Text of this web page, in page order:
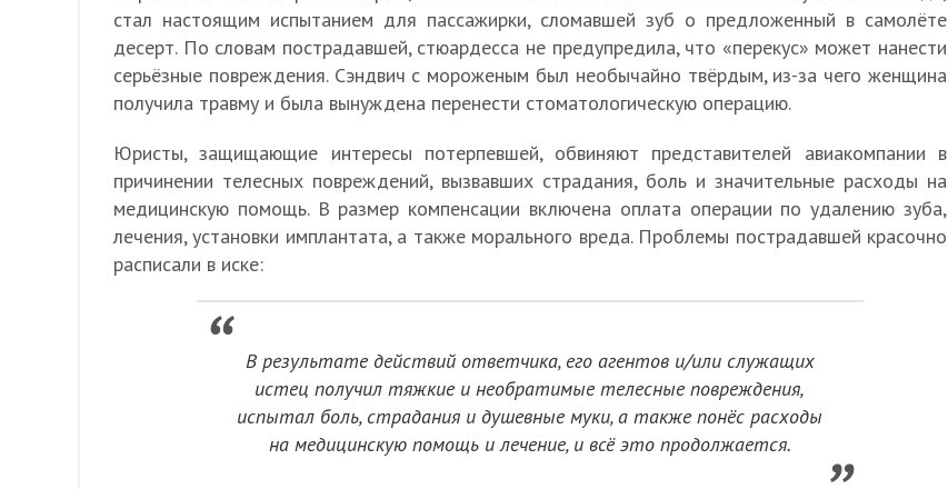
стал настоящим испытанием для пассажирки, сломавшей зуб о предложенный в самолёте
десерт. По словам пострадавшей, стюардесса не предупредила, что «перекус» может нанести
серьёзные повреждения. Сэндвич с мороженым был необычайно твёрдым, из-за чего женщина
получила травму и была вынуждена перенести стоматологическую операцию.
Юристы, защищающие интересы потерпевшей, обвиняют представителей авиакомпании в
причинении телесных повреждений, вызвавших страдания, боль и значительные расходы на
медицинскую помощь. В размер компенсации включена оплата операции по удалению зуба,
лечения, установки имплантата, а также морального вреда. Проблемы пострадавшей красочно
расписали в иске:
В результате действий ответчика, его агентов и/или служащих
истец получил тяжкие и необратимые телесные повреждения,
испытал боль, страдания и душевные муки, а также понёс расходы
на медицинскую помощь и лечение, и всё это продолжается.